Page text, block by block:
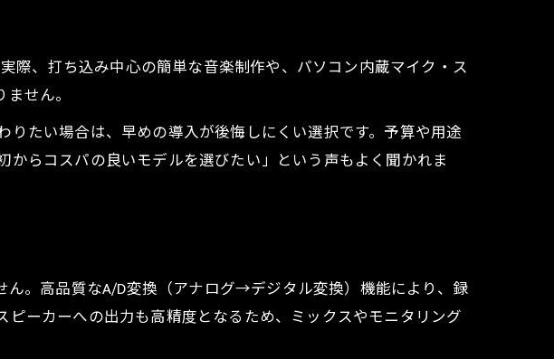
ェース選定術
ェースの選び方
ターフェースを選ぶ
材のコツ
イント
理方法
ト
築の秘訣
見極め方
ーフェース選び
際、打ち込み中心の簡単な音楽制作や、パソコン内蔵マイク・ス
せん。
たい場合は、早めの導入が後悔しにくい選択です。予算や用途
らコスパの良いモデルを選びたい」という声もよく聞かれま
。高品質なA/D変換（アナログ→デジタル変換）機能により、録
ーカーへの出力も高精度となるため、ミックスやモニタリング
さい
さい